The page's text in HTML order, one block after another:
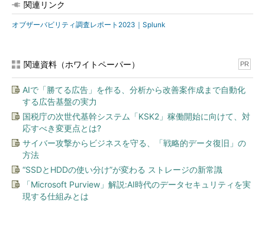
関連リンク
オブザーバビリティ調査レポート2023｜Splunk
関連資料（ホワイトペーパー） PR
AIで「勝てる広告」を作る、分析から改善案作成まで自動化
する広告基盤の実力
国税庁の次世代基幹システム「KSK2」稼働開始に向けて、対
応すべき変更点とは?
サイバー攻撃からビジネスを守る、「戦略的データ復旧」の
方法
“SSDとHDDの使い分け”が変わる ストレージの新常識
「Microsoft Purview」解説:AI時代のデータセキュリティを実
現する仕組みとは